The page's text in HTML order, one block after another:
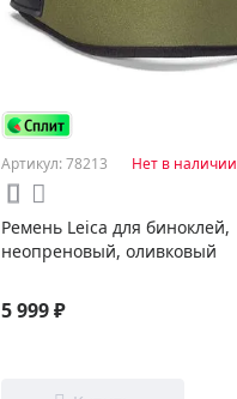
Артикул: 78213 Нет в наличии
Ремень Leica для биноклей,
неопреновый, оливковый
5 999 ₽